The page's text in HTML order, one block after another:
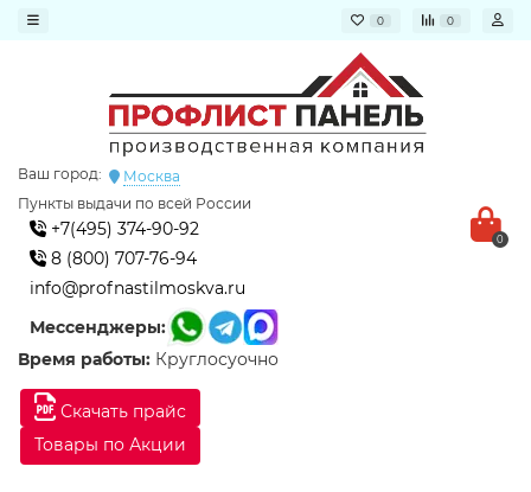
0 0
Скачать прайс
Товары по Акции
Ваш город:
Москва
Пункты выдачи по всей России
+7(495) 374-90-92
8 (800) 707-76-94
info@profnastilmoskva.ru
Мессенджеры:
Время работы: Круглосуочно
0